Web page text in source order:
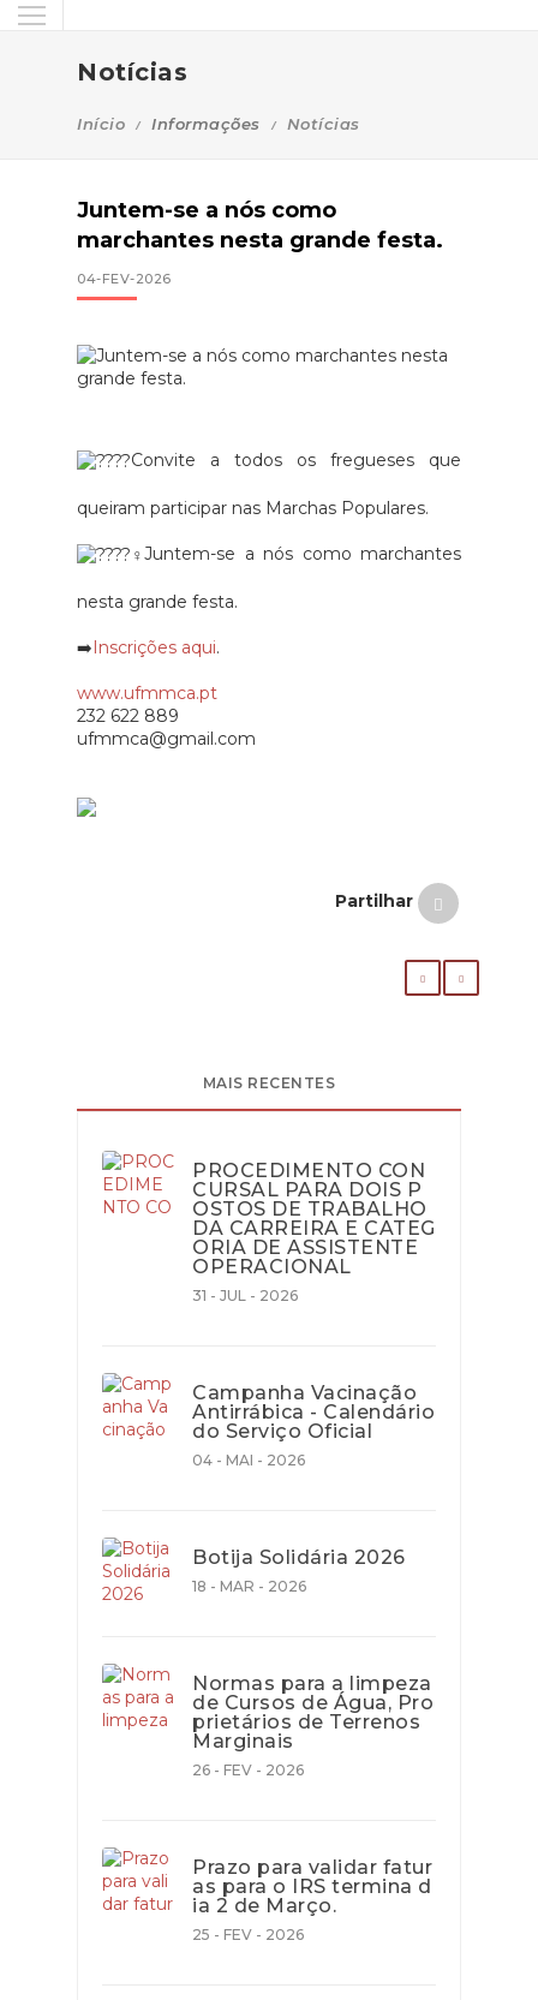
Notícias
Início Informações Notícias
Juntem-se a nós como
marchantes nesta grande festa.
04-FEV-2026
Convite a todos os fregueses que
queiram participar nas Marchas Populares.
Juntem-se a nós como marchantes
nesta grande festa.
➡️Inscrições aqui.
www.ufmmca.pt
232 622 889
ufmmca@gmail.com
Partilhar
MAIS RECENTES
PROCEDIMENTO CON
CURSAL PARA DOIS P
OSTOS DE TRABALHO
DA CARREIRA E CATEG
ORIA DE ASSISTENTE
OPERACIONAL
31 - JUL - 2026
Campanha Vacinação
Antirrábica - Calendário
do Serviço Oficial
04 - MAI - 2026
Botija Solidária 2026
18 - MAR - 2026
Normas para a limpeza
de Cursos de Água, Pro
prietários de Terrenos
Marginais
26 - FEV - 2026
Prazo para validar fatur
as para o IRS termina d
ia 2 de Março.
25 - FEV - 2026